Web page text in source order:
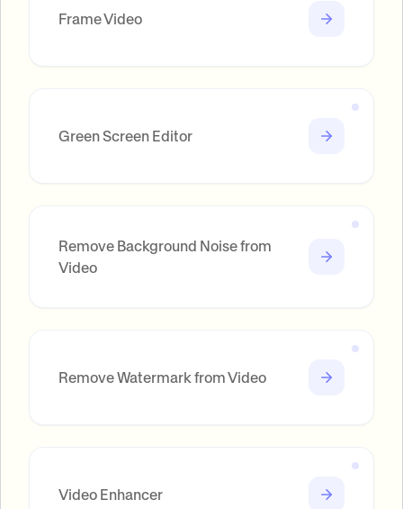
Frame Video
Green Screen Editor
Remove Background Noise from
Video
Remove Watermark from Video
Video Enhancer